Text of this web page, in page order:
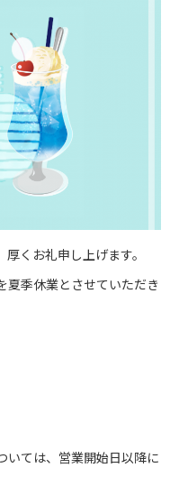
くお礼申し上げます。
夏季休業とさせていただき
いては、営業開始日以降に